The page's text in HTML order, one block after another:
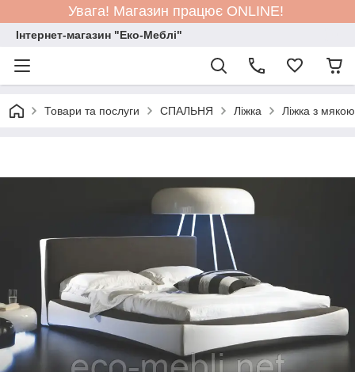
Увага! Магазин працює ONLINE!
Інтернет-магазин "Еко-Меблі"
Товари та послуги СПАЛЬНЯ Ліжка Ліжка з